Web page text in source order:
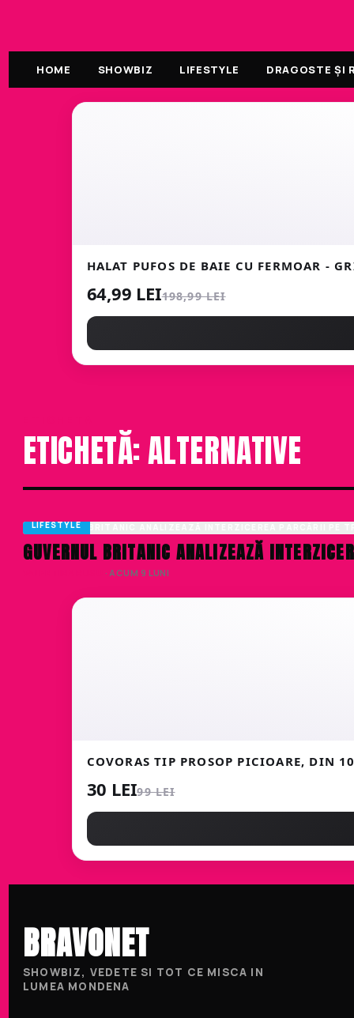
HOME SHOWBIZ LIFESTYLE DRAGOSTE ȘI
HALAT PUFOS DE BAIE CU FERMOAR -
64,99 LEI198,99 LEI
ETICHETĂ: ALTERNATIVE
LIFESTYLE
GUVERNUL BRITANIC ANALIZEAZĂ
· ACUM 9 LUNI
COVORAS TIP PROSOP PICIOARE, DIN
30 LEI99 LEI
BRAVONET
SHOWBIZ, VEDETE SI TOT CE MISCA IN
LUMEA MONDENA